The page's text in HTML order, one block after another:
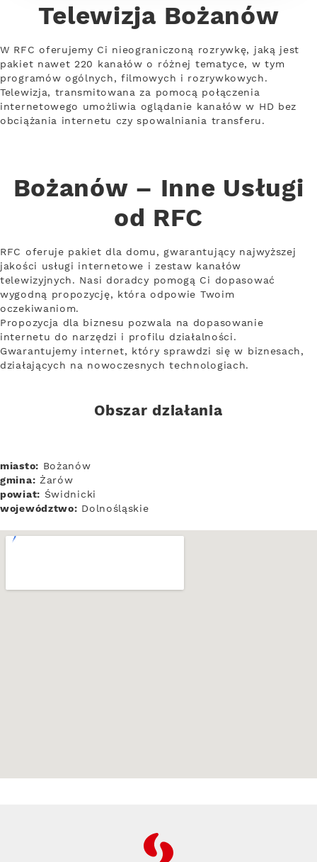
Telewizja Bożanów
W RFC oferujemy Ci nieograniczoną rozrywkę, jaką jest
pakiet nawet 220 kanałów o różnej tematyce, w tym
programów ogólnych, filmowych i rozrywkowych.
Telewizja, transmitowana za pomocą połączenia
internetowego umożliwia oglądanie kanałów w HD bez
obciążania internetu czy spowalniania transferu.
Bożanów – Inne Usługi
od RFC
RFC oferuje pakiet dla domu, gwarantujący najwyższej
jakości usługi internetowe i zestaw kanałów
telewizyjnych. Nasi doradcy pomogą Ci dopasować
wygodną propozycję, która odpowie Twoim
oczekiwaniom.
Propozycja dla biznesu pozwala na dopasowanie
internetu do narzędzi i profilu działalności.
Gwarantujemy internet, który sprawdzi się w biznesach,
działających na nowoczesnych technologiach.
Obszar działania
miasto: Bożanów
gmina: Żarów
powiat: Świdnicki
województwo: Dolnośląskie
RFC